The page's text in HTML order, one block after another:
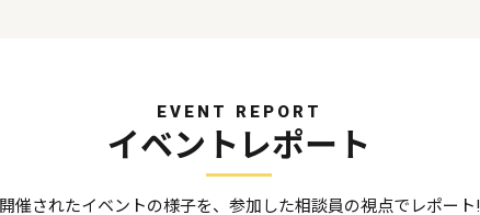
EVENT REPORT
イベントレポート
開催されたイベントの様子を、参加した相談員の視点でレポート!